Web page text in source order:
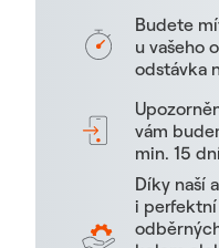
Budete
u vašeho
odstávka
vám
min. 15
Díky naší
i